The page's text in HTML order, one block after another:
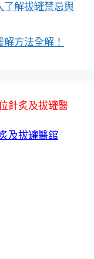
了解拔罐禁忌與
方法全解！
針炙及拔罐醫
及拔罐醫舘